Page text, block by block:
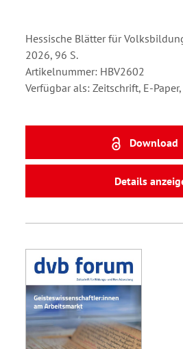
Hessische Blätter für
2026, 96 S.
Artikelnummer: HBV2602
Verfügbar als: Zeitschrift, E-
Download
Details